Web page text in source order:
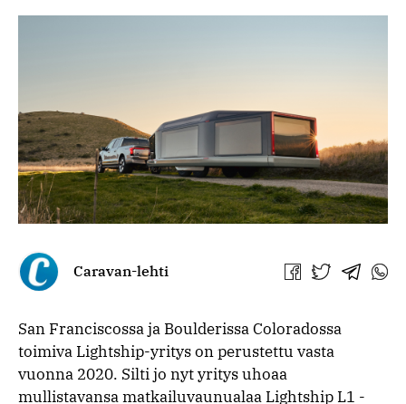
Caravan-lehti
Jaa Jaa Jaa Jaa
San Franciscossa ja Boulderissa Coloradossa
toimiva Lightship-yritys on perustettu vasta
vuonna 2020. Silti jo nyt yritys uhoaa
mullistavansa matkailuvaunualaa Lightship L1 -